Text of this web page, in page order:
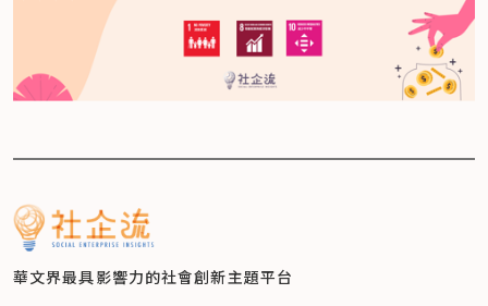
華文界最具影響力的社會創新主題平台